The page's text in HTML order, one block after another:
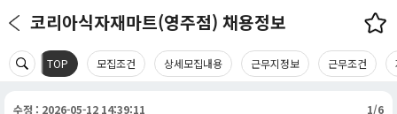
코리아식자재마트(영주점) 채용정보
TOP 모집조건 상세모집내용 근무지정보 근무조건
수정 : 2026-05-12 14:39:11 1/6